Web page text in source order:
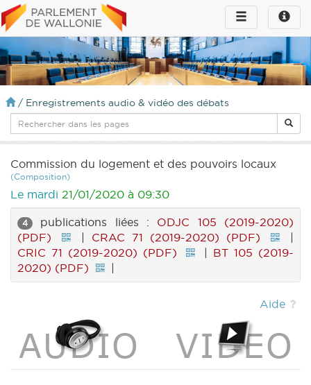
Toggle
infos
Toggle
navigation
/ Enregistrements audio & vidéo des débats
Commission du logement et des pouvoirs locaux
(Composition)
Le mardi 21/01/2020 à 09:30
4 publications liées : ODJC 105 (2019-2020)
(PDF)
| CRAC 71 (2019-2020) (PDF)
|
CRIC 71 (2019-2020) (PDF)
| BT 105 (2019-
2020) (PDF)
|
Aide